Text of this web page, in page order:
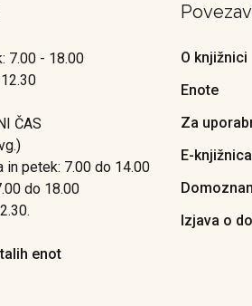
7.00 - 18.00
ČAS
in petek: 7.00 do 14.00
do 18.00
enot
O knjižnici
Enote
Za
E-knjižnica
Izjava o